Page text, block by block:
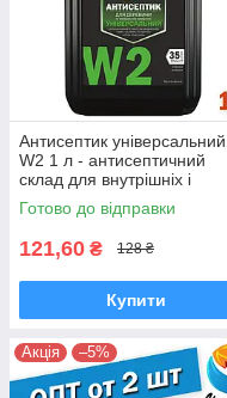
Антисептик універсальний
W2 1 л - антисептичний
склад для внутрішніх і
зовнішніх робіт
Готово до відправки
121,60 ₴ 128 ₴
Купити
Акція –5%